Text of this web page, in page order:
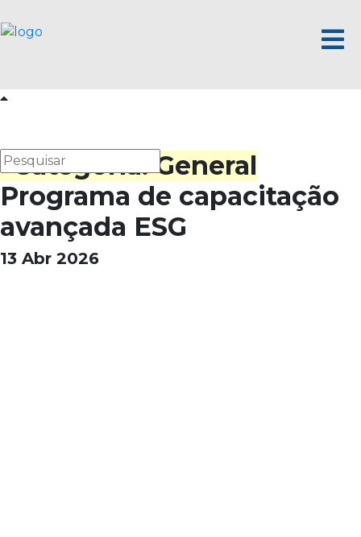
Programa de capacitação
avançada ESG
13 Abr 2026